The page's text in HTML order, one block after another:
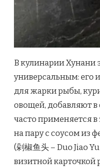
В кулинарии Хунани
универсальным: его
для жарки рыбы,
овощей, добавляют в
часто применяется
на пару с соусом из
(剁椒鱼头 – Duo Jiao
визитной